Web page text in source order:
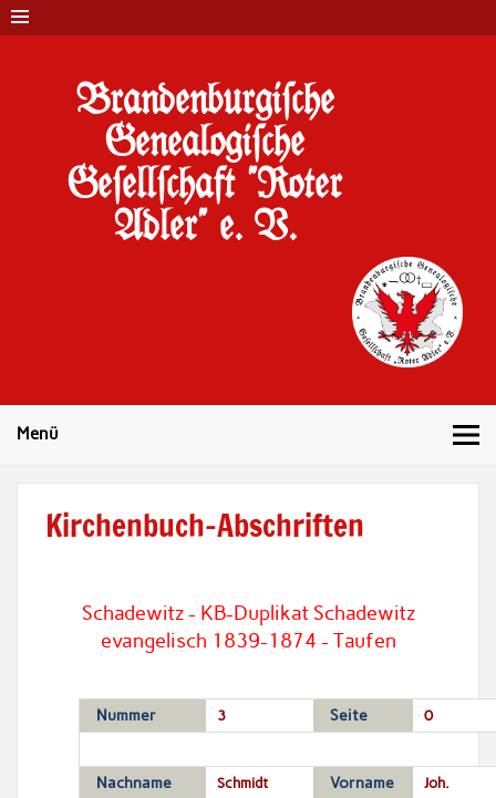
Brandenburgi#che
Genealogi#che
Ge#ell#chaft "Roter
Adler" e. V.
Menü
Kirchenbuch-Abschriften
Schadewitz - KB-Duplikat Schadewitz
evangelisch 1839-1874 - Taufen
Nummer 3 Seite 0
Nachname Schmidt Vorname
Joh.